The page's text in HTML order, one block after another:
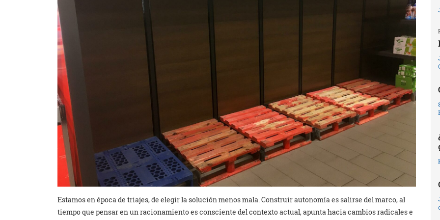
Estamos en época de triajes, de elegir la solución menos mala. Construir autonomía es salirse del marco, al
tiempo que pensar en un racionamiento es consciente del contexto actual, apunta hacia cambios radicales e